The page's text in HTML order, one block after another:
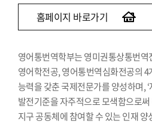
중국어통번역
일본어통번역
말레이·인도네시아
태국어통번
홈페이지 바로가기
영어통번역학부는 영미권통상통번
영어학전공, 영어통번역심화전공의
능력을 갖춘 국제전문가를 양성하며,
발전기준을 자주적으로 모색함으로
지구 공동체에 참여할 수 있는 인재